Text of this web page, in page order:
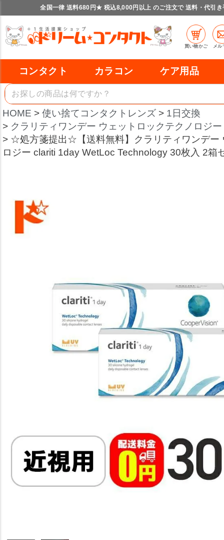
全国一律 送料680円★ 税込8,000円以上 のご注文で 送料・代引き
買い物かご メル
コンタクト カラコン ケア用品
HOME 使い捨てコンタクトレンズ
1日交換
クラリティワンデー ウェットロックテクノロジ
☆処方箋提出☆【送料無料】クラリティワンデー
ロジー clariti 1day WetLoc Technology 30枚入 2箱